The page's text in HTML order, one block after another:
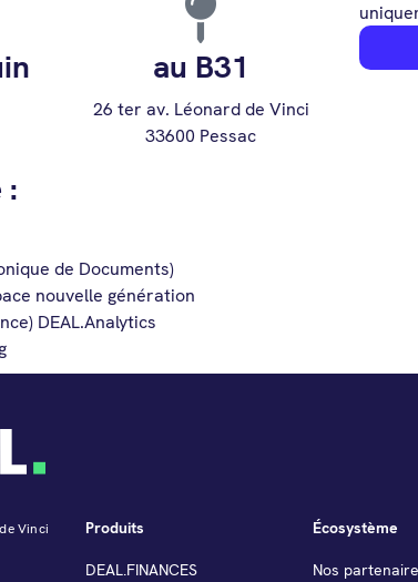
au B31
26 ter av. Léonard de Vinci
33600 Pessac
:
de Documents)
nouvelle génération
DEAL.Analytics
Vinci
Produits
DEAL.FINANCES
Écosystème
Nos